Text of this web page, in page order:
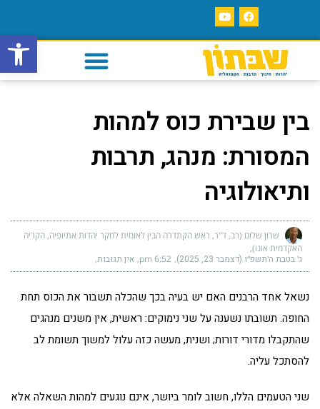
פתח
בין שבירת כוס למהות
המסורת: מנהג, תרבות
ותיאולוגיה
שרון שלום (רב, ד"ר, ראש הקתדרה הבין לאומית לחקר יהדות אתיופיה, הקריה
האקדמית אונו)
ג׳ בטבת ה׳תשפ״ו (דצמבר 23, 2025) 6:52 pm אין תגובות
נשאל אחד הרבנים האם יש בעיה בכך שהכלה תשבור את הכוס תחת
החופה. תשובתו נשענה על שני נימוקים: ראשית, אין משנים מנהגים
שהתקבלו מדורי דורות; ושנית, מעשה כזה עלול למשוך תשומת לב
להסתכל עליה.
שני הטעמים הללו, חשוב לומר ביושר, אינם נוגעים למהות השאלה אלא